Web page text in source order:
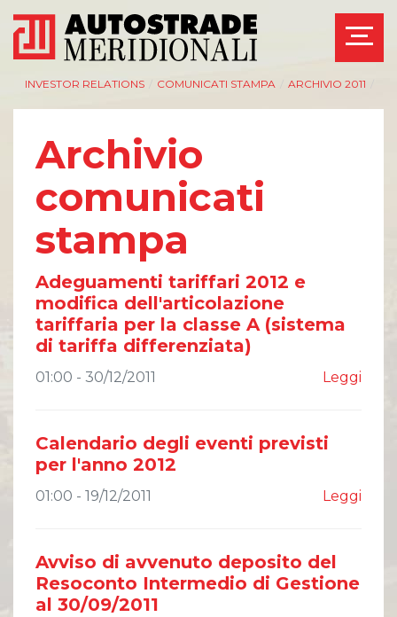
INVESTOR RELATIONS COMUNICATI STAMPA ARCHIVIO 2011
Archivio
comunicati
stampa
Adeguamenti tariffari 2012 e
modifica dell'articolazione
tariffaria per la classe A (sistema
di tariffa differenziata)
01:00 - 30/12/2011 Leggi
Calendario degli eventi previsti
per l'anno 2012
01:00 - 19/12/2011 Leggi
Avviso di avvenuto deposito del
Resoconto Intermedio di Gestione
al 30/09/2011